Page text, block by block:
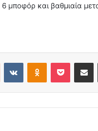
6 μποφόρ και βαθμιαία
Reddit VKontakteOdnoklassniki
Pocket